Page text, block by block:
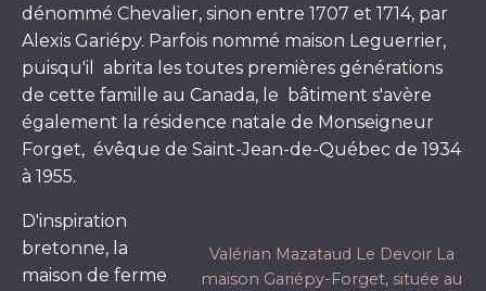
dénommé Chevalier, sinon entre 1707 et 1714, par
Alexis Gariépy. Parfois nommé maison Leguerrier,
puisqu'il abrita les toutes premières générations
de cette famille au Canada, le bâtiment s'avère
également la résidence natale de Monseigneur
Forget, évêque de Saint-Jean-de-Québec de 1934
à 1955.
Valérian Mazataud Le Devoir La
maison Gariépy-Forget, située au
D'inspiration
bretonne, la
maison de ferme